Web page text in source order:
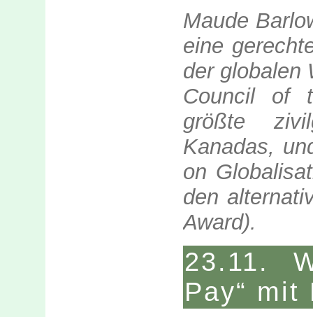
Maude
eine
der globalen
Council of
größte
Kanadas,
on
den
Award).
23.11.
Pay“ mit